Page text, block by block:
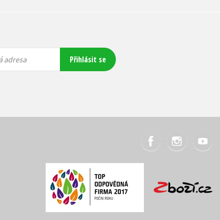
adresa Přihlásit se